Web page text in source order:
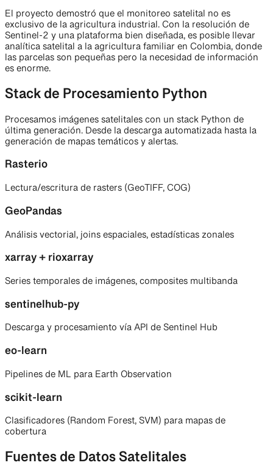
El proyecto demostró que el monitoreo satelital no es
exclusivo de la agricultura industrial. Con la resolución de
Sentinel-2 y una plataforma bien diseñada, es posible llevar
analítica satelital a la agricultura familiar en Colombia, donde
las parcelas son pequeñas pero la necesidad de información
es enorme.
Stack de Procesamiento Python
Procesamos imágenes satelitales con un stack Python de
última generación. Desde la descarga automatizada hasta la
generación de mapas temáticos y alertas.
Rasterio
Lectura/escritura de rasters (GeoTIFF, COG)
GeoPandas
Análisis vectorial, joins espaciales, estadísticas zonales
xarray + rioxarray
Series temporales de imágenes, composites multibanda
sentinelhub-py
Descarga y procesamiento vía API de Sentinel Hub
eo-learn
Pipelines de ML para Earth Observation
scikit-learn
Clasificadores (Random Forest, SVM) para mapas de
cobertura
Fuentes de Datos Satelitales